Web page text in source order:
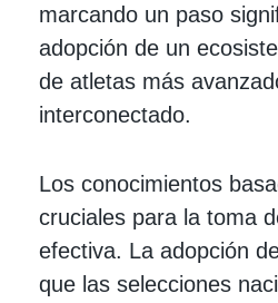
marcando un paso
adopción de un
de atletas más
interconectado.
Los conocimientos
cruciales para la toma
efectiva. La adopción
que las selecciones